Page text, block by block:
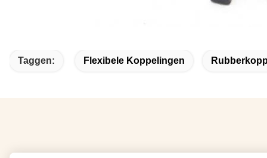
Taggen: Flexibele Koppelingen